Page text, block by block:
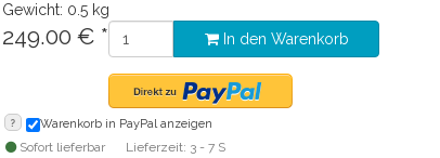
Gewicht: 0.5 kg
249.00 € * In den Warenkorb
? Warenkorb in PayPal anzeigen
Sofort lieferbar Lieferzeit: 3 - 7 S